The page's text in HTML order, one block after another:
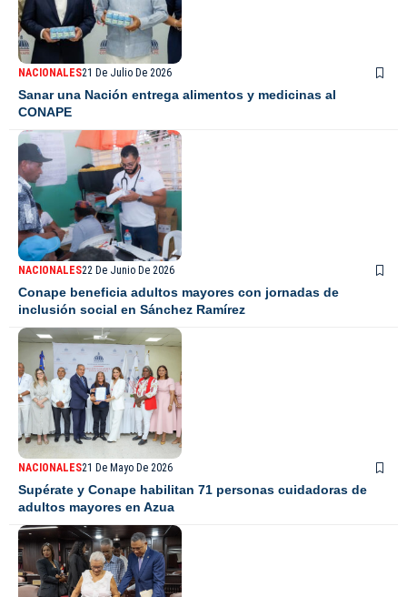
NACIONALES21 De Julio De 2026
Sanar una Nación entrega alimentos y medicinas al
CONAPE
NACIONALES22 De Junio De 2026
Conape beneficia adultos mayores con jornadas de
inclusión social en Sánchez Ramírez
NACIONALES21 De Mayo De 2026
Supérate y Conape habilitan 71 personas cuidadoras de
adultos mayores en Azua